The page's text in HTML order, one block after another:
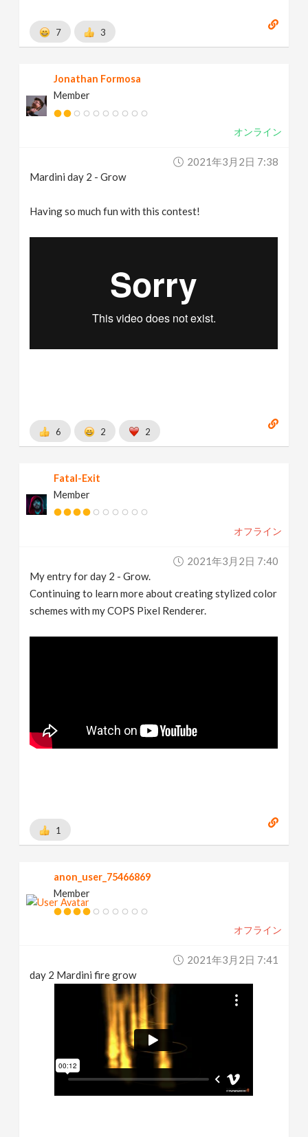
7 3
Jonathan Formosa
Member
オンライン
2021年3月2日 7:38
Mardini day 2 - Grow
Having so much fun with this contest!
6 2 2
Fatal-Exit
Member
オフライン
2021年3月2日 7:40
My entry for day 2 - Grow.
Continuing to learn more about creating stylized color
schemes with my COPS Pixel Renderer.
1
anon_user_75466869
Member
オフライン
2021年3月2日 7:41
day 2 Mardini fire grow